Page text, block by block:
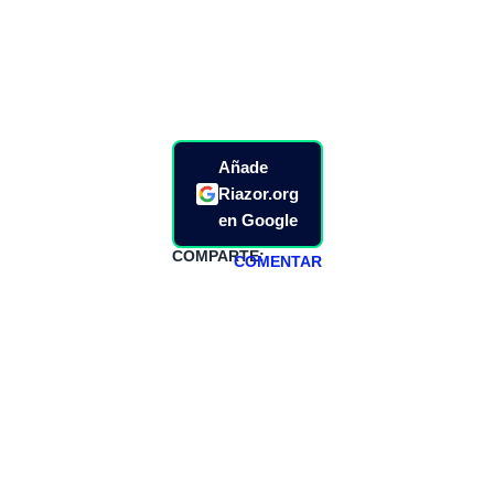
Añade
Riazor.org
en Google
COMPARTE:COMENTAR